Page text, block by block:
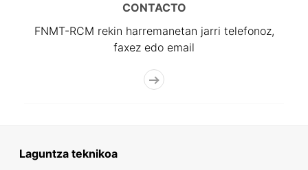
CONTACTO
FNMT-RCM rekin harremanetan jarri telefonoz,
faxez edo email
Laguntza teknikoa